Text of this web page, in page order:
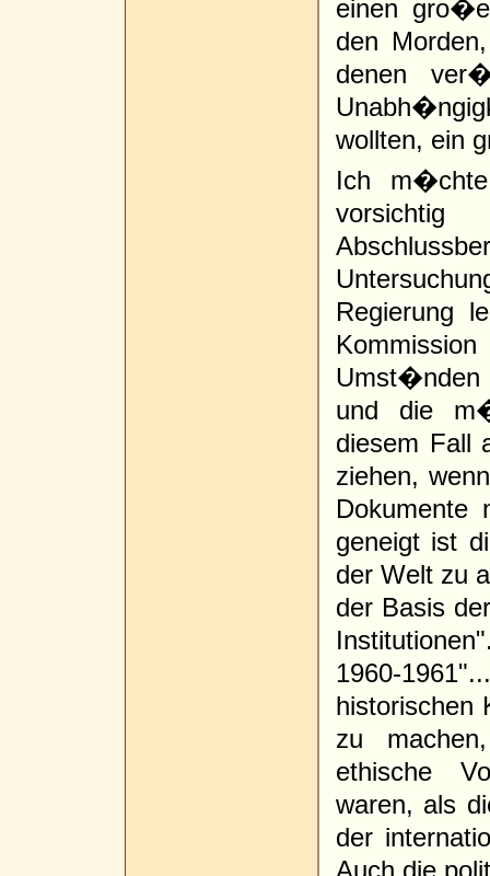
einen
den
denen
wollten, ein
Ich
Regierung
Umst�nden
und die
diesem Fall
ziehen,
Dokumente
geneigt ist
der Welt zu
der Basis
1960-
historischen
zu
ethische
waren, als
der
Auch die